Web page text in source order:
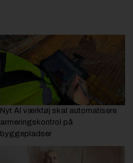
Nyt AI værktøj skal automatisere
armeringskontrol på
byggepladser